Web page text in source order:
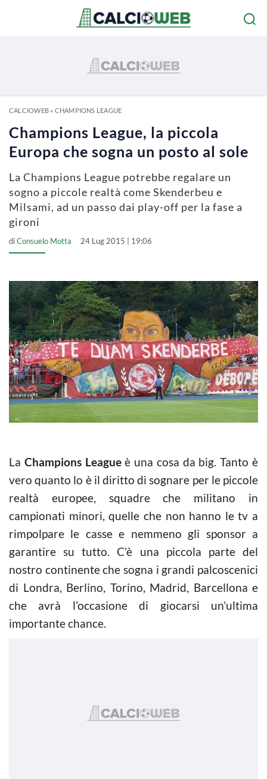
CALCIOWEB» CHAMPIONS LEAGUE
Champions League, la piccola
Europa che sogna un posto al sole
La Champions League potrebbe regalare un
sogno a piccole realtà come Skenderbeu e
Milsami, ad un passo dai play-off per la fase a
gironi
diConsuelo Motta 24 Lug 2015 | 19:06
La Champions Leagueè una cosa da big. Tanto è
vero quanto lo è il diritto di sognare per le piccole
realtà europee, squadre che militano in
campionati minori, quelle che non hanno le tv a
rimpolpare le casse e nemmeno gli sponsor a
garantire su tutto. C’è una piccola parte del
nostro continente che sogna i grandi palcoscenici
di Londra, Berlino, Torino, Madrid, Barcellona e
che avrà l’occasione di giocarsi un’ultima
importante chance.